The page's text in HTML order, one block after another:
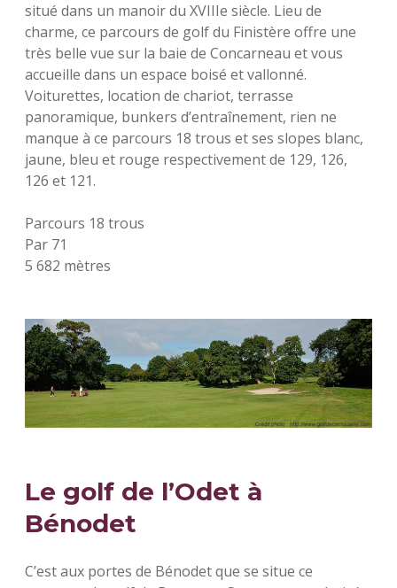
situé dans un manoir du XVIIIe siècle. Lieu de
charme, ce parcours de golf du Finistère offre une
très belle vue sur la baie de Concarneau et vous
accueille dans un espace boisé et vallonné.
Voiturettes, location de chariot, terrasse
panoramique, bunkers d’entraînement, rien ne
manque à ce parcours 18 trous et ses slopes blanc,
jaune, bleu et rouge respectivement de 129, 126,
126 et 121.
Parcours 18 trous
Par 71
5 682 mètres
Le golf de l’Odet à
Bénodet
C’est aux portes de Bénodet que se situe ce